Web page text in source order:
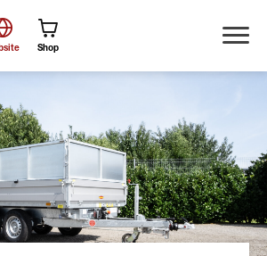
Shop